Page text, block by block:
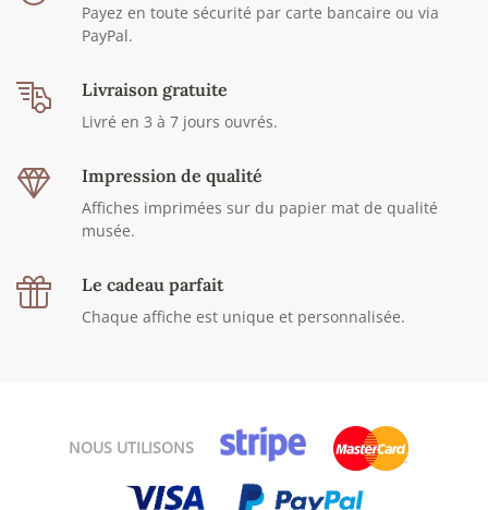
Payez en toute sécurité par carte bancaire ou via
PayPal.
Livraison gratuite
Livré en 3 à 7 jours ouvrés.
Impression de qualité
Affiches imprimées sur du papier mat de qualité
musée.
Le cadeau parfait
Chaque affiche est unique et personnalisée.
NOUS UTILISONS